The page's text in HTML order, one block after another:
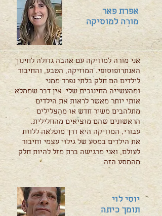
אפרת פאר
מורה למוסיקה
אני מורה למוזיקה עם אהבה גדולה לחינוך
האנתרופוסופי. המוזיקה, הטבע, והחיבור
לילדים הם חלק בלתי נפרד ממני
ומהעשייה החינוכית שלי. אין דבר שממלא
אותי יותר מאשר לראות את הילדים
מתלהבים משיר חדש או מהצלילים
הראשונים שהם מוציאים מהחלילית.
עבורי, המוזיקה היא דרך מופלאה ללוות
את הילדים במסע של גילוי עצמי וחיבור
לעולם, ואני מרגישה ברת מזל להיות חלק
מהמסע הזה
יוסי לוי
תומך כיתה